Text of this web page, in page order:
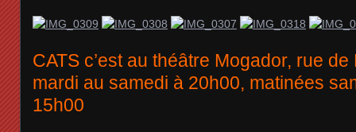
CATS c’est au théâtre Mogador, rue
mardi au samedi à 20h00, matinées
15h00